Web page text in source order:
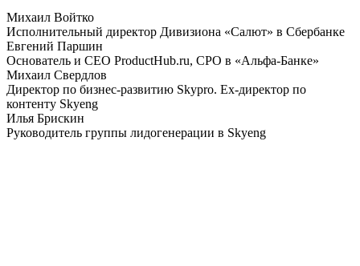
Михаил Войтко
Исполнительный директор Дивизиона «Салют» в Сбербанке
Евгений Паршин
Основатель и CEO ProductHub.ru, CPO в «Альфа-Банке»
Михаил Свердлов
Директор по бизнес-развитию Skypro. Ex-директор по
контенту Skyeng
Илья Брискин
Руководитель группы лидогенерации в Skyeng